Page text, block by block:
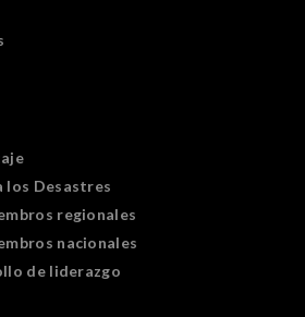
los Desastres
regionales
nacionales
de liderazgo